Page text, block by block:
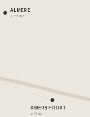
ALMERE
± 25 min
AMERSFOORT
± 15 min